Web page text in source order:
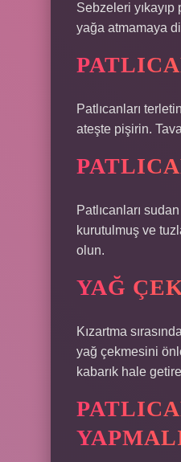
Sebzeleri
yağa atmamaya
Patlıcanları
ateşte pişirin.
Patlıcanları
kurutulmuş ve
olun.
YAĞ
Kızartma
yağ çekmesini
kabarık hale